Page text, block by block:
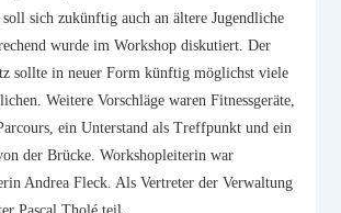
sich zukünftig auch an ältere Jugendliche
wurde im Workshop diskutiert. Der
sollte in neuer Form künftig möglichst viele
Weitere Vorschläge waren Fitnessgeräte,
ein Unterstand als Treffpunkt und ein
der Brücke. Workshopleiterin war
Andrea Fleck. Als Vertreter der Verwaltung